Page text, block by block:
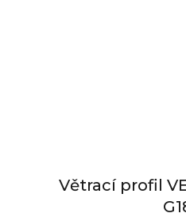
Větrací profil